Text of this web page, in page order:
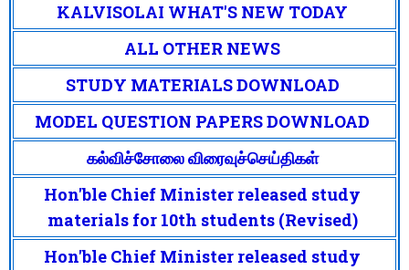
KALVISOLAI WHAT'S NEW TODAY
ALL OTHER NEWS
STUDY MATERIALS DOWNLOAD
MODEL QUESTION PAPERS DOWNLOAD
கல்விச்சோலை விரைவுச்செய்திகள்
Hon'ble Chief Minister released study
materials for 10th students (Revised)
Hon'ble Chief Minister released study